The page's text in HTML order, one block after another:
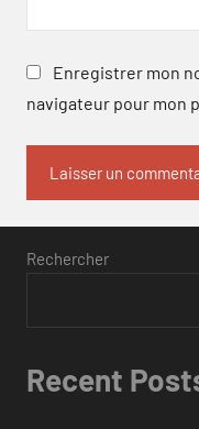
Enregistrer mon
navigateur pour mon
Rechercher
Recent